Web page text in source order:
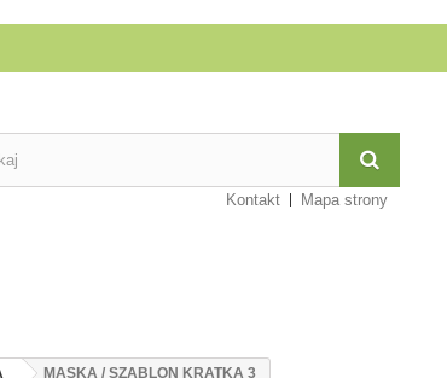
Kontakt Mapa strony
MASKA / SZABLON KRATKA 3